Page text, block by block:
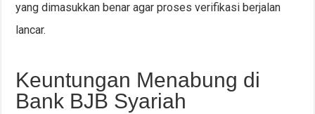
yang dimasukkan benar agar proses verifikasi berjalan
lancar.
Keuntungan Menabung di
Bank BJB Syariah